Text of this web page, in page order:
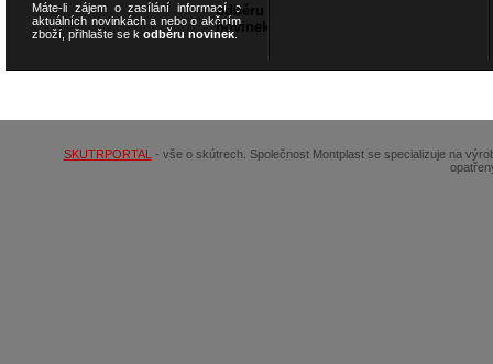
Máte-li zájem o zasílání informací o
aktuálních novinkách a nebo o akčním
zboží, přihlašte se k odběru novinek.
SKUTRPORTAL - vše o skútrech. Společnost Montplast se specializuje na